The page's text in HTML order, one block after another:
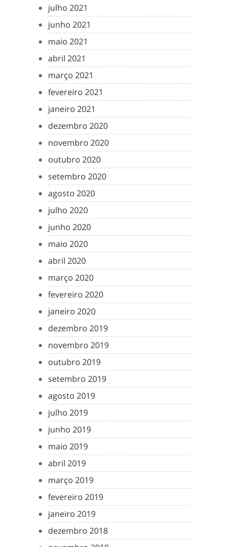
julho 2021
junho 2021
maio 2021
abril 2021
março 2021
fevereiro 2021
janeiro 2021
dezembro 2020
novembro 2020
outubro 2020
setembro 2020
agosto 2020
julho 2020
junho 2020
maio 2020
abril 2020
março 2020
fevereiro 2020
janeiro 2020
dezembro 2019
novembro 2019
outubro 2019
setembro 2019
agosto 2019
julho 2019
junho 2019
maio 2019
abril 2019
março 2019
fevereiro 2019
janeiro 2019
dezembro 2018